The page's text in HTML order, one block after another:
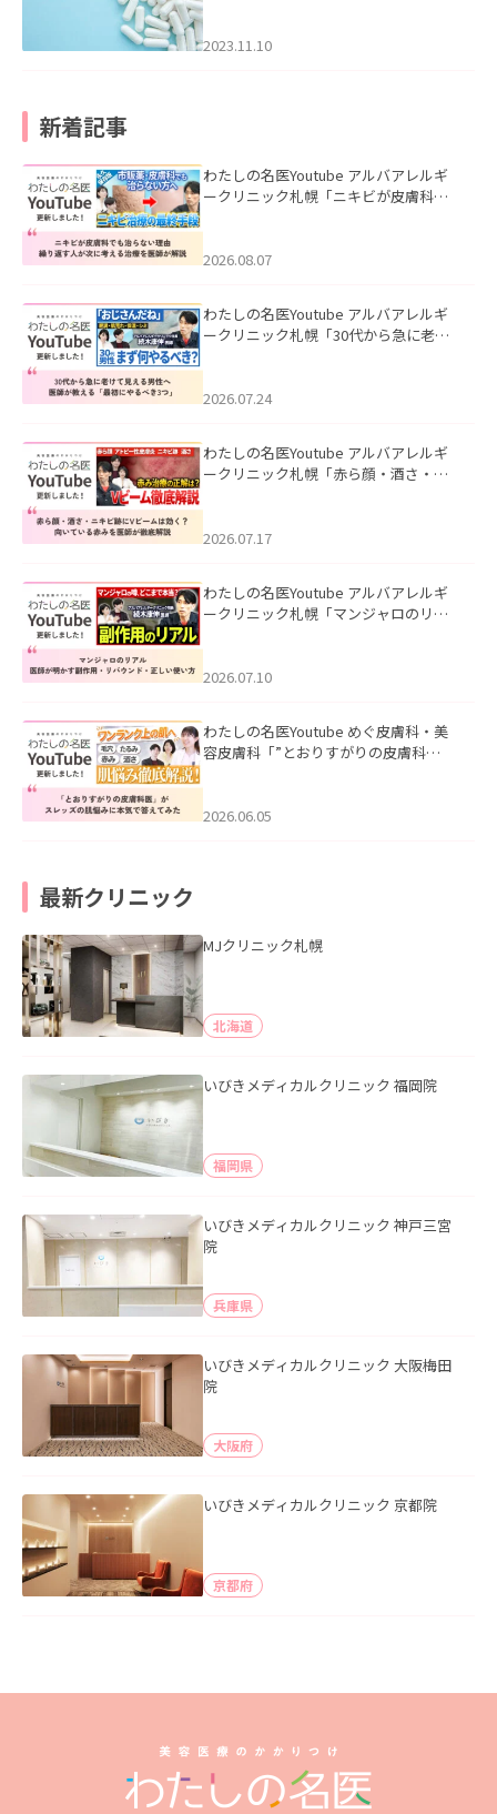
2023.11.10
新着記事
わたしの名医Youtube アルバアレルギ
ークリニック札幌「ニキビが皮膚科で
ました。
2026.08.07
わたしの名医Youtube アルバアレルギ
ークリニック札幌「30代から急に老け
た。
2026.07.24
わたしの名医Youtube アルバアレルギ
ークリニック札幌「赤ら顔・酒さ・ニ
した。
2026.07.17
わたしの名医Youtube アルバアレルギ
ークリニック札幌「マンジャロのリア
た。
2026.07.10
わたしの名医Youtube めぐ皮膚科・美
容皮膚科「”とおりすがりの皮膚科
2026.06.05
最新クリニック
MJクリニック札幌
北海道
いびきメディカルクリニック 福岡院
福岡県
いびきメディカルクリニック 神戸三宮
院
兵庫県
いびきメディカルクリニック 大阪梅田
院
大阪府
いびきメディカルクリニック 京都院
京都府